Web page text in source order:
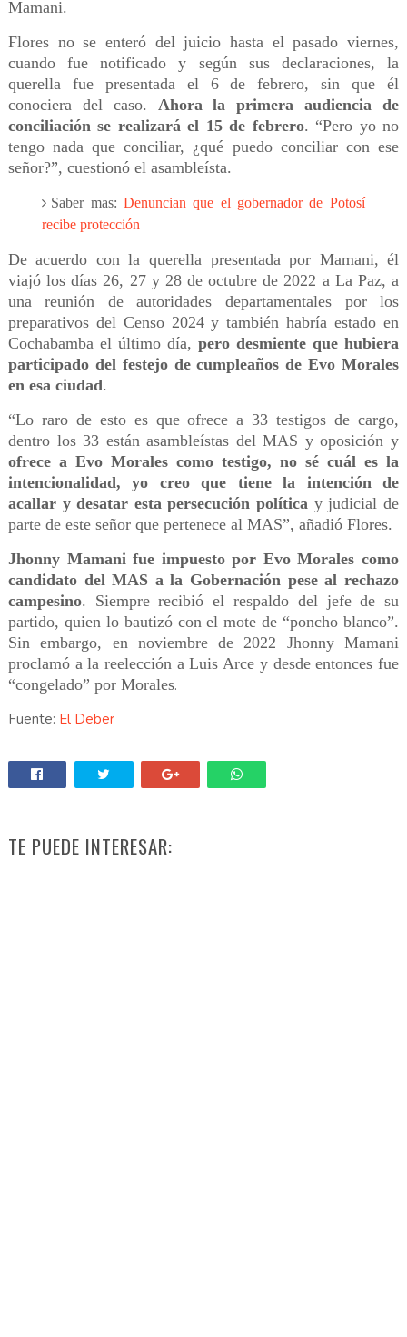
Mamani.
Flores no se enteró del juicio hasta el pasado viernes,
cuando fue notificado y según sus declaraciones, la
querella fue presentada el 6 de febrero, sin que él
conociera del caso. Ahora la primera audiencia de
conciliación se realizará el 15 de febrero. “Pero yo no
tengo nada que conciliar, ¿qué puedo conciliar con ese
señor?”, cuestionó el asambleísta.
Saber mas:Denuncian que el gobernador de Potosí
recibe protección
De acuerdo con la querella presentada por Mamani, él
viajó los días 26, 27 y 28 de octubre de 2022 a La Paz, a
una reunión de autoridades departamentales por los
preparativos del Censo 2024 y también habría estado en
Cochabamba el último día, pero desmiente que hubiera
participado del festejo de cumpleaños de Evo Morales
en esa ciudad.
“Lo raro de esto es que ofrece a 33 testigos de cargo,
dentro los 33 están asambleístas del MAS y oposición y
ofrece a Evo Morales como testigo, no sé cuál es la
intencionalidad, yo creo que tiene la intención de
acallar y desatar esta persecución política y judicial de
parte de este señor que pertenece al MAS”, añadió Flores.
Jhonny Mamani fue impuesto por Evo Morales como
candidato del MAS a la Gobernación pese al rechazo
campesino. Siempre recibió el respaldo del jefe de su
partido, quien lo bautizó con el mote de “poncho blanco”.
Sin embargo, en noviembre de 2022 Jhonny Mamani
proclamó a la reelección a Luis Arce y desde entonces fue
“congelado” por Morales.
Fuente: El Deber
TE PUEDE INTERESAR: